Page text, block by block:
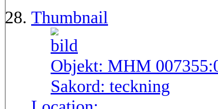
Thumbnail
Objekt: MHM
Sakord: teckning